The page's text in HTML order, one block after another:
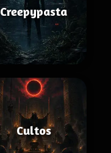
Creepypasta
Cultos